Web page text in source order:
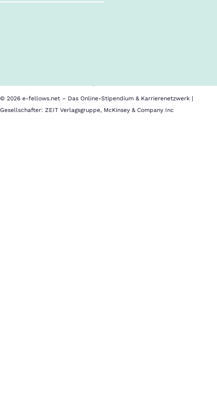
© 2026 e-fellows.net – Das Online-Stipendium & Karrierenetzwerk |
Gesellschafter: ZEIT Verlagsgruppe, McKinsey & Company Inc